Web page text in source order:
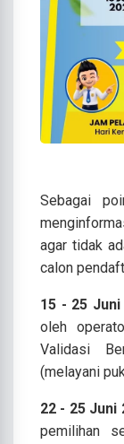
Sebagai
agar tidak
calon
15 - 25 Juni
oleh
Validasi
(melayani
22 - 25 Juni
pemilihan